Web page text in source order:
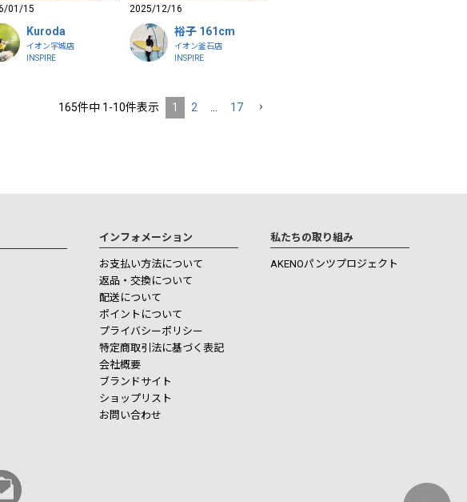
01/15
Kuroda
イオン宇城店
INSPIRE
2025/12/16
裕子 161cm
イオン釜石店
INSPIRE
165件中 1 -10件表示 1 2 17
インフォメーション
お支払い方法について
返品・交換について
配送について
ポイントについて
プライバシーポリシー
特定商取引法に基づく表記
会社概要
ブランドサイト
ショップリスト
お問い合わせ
私たちの取り組み
AKENOパンツプロジェクト